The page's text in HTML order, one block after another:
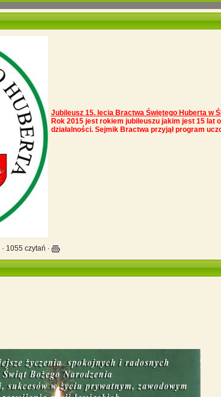
Jubileusz 15. lecia Bractwa Świętego Huberta w
Rok 2015 jest rokiem jubileuszu jakim jest 15 lat
działalności. Sejmik Bractwa przyjął program
· 1055 czytań ·